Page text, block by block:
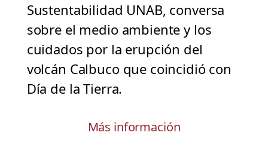
Sustentabilidad UNAB, conversa
sobre el medio ambiente y los
cuidados por la erupción del
volcán Calbuco que coincidió con
Día de la Tierra.
Más información